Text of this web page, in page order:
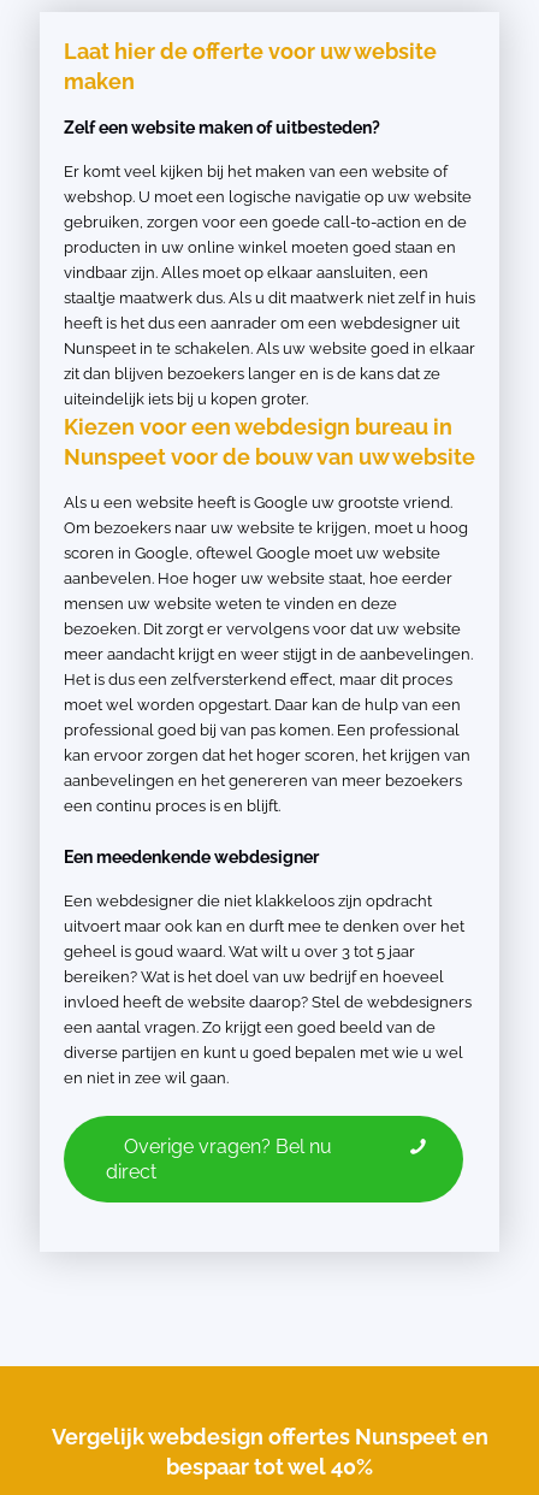
Laat hier de offerte voor uw website
maken
Zelf een website maken of uitbesteden?
Er komt veel kijken bij het maken van een website of
webshop. U moet een logische navigatie op uw website
gebruiken, zorgen voor een goede call-to-action en de
producten in uw online winkel moeten goed staan en
vindbaar zijn. Alles moet op elkaar aansluiten, een
staaltje maatwerk dus. Als u dit maatwerk niet zelf in huis
heeft is het dus een aanrader om een webdesigner uit
Nunspeet in te schakelen. Als uw website goed in elkaar
zit dan blijven bezoekers langer en is de kans dat ze
uiteindelijk iets bij u kopen groter.
Kiezen voor een webdesign bureau in
Nunspeet voor de bouw van uw website
Als u een website heeft is Google uw grootste vriend.
Om bezoekers naar uw website te krijgen, moet u hoog
scoren in Google, oftewel Google moet uw website
aanbevelen. Hoe hoger uw website staat, hoe eerder
mensen uw website weten te vinden en deze
bezoeken. Dit zorgt er vervolgens voor dat uw website
meer aandacht krijgt en weer stijgt in de aanbevelingen.
Het is dus een zelfversterkend effect, maar dit proces
moet wel worden opgestart. Daar kan de hulp van een
professional goed bij van pas komen. Een professional
kan ervoor zorgen dat het hoger scoren, het krijgen van
aanbevelingen en het genereren van meer bezoekers
een continu proces is en blijft.
Een meedenkende webdesigner
Een webdesigner die niet klakkeloos zijn opdracht
uitvoert maar ook kan en durft mee te denken over het
geheel is goud waard. Wat wilt u over 3 tot 5 jaar
bereiken? Wat is het doel van uw bedrijf en hoeveel
invloed heeft de website daarop? Stel de webdesigners
een aantal vragen. Zo krijgt een goed beeld van de
diverse partijen en kunt u goed bepalen met wie u wel
en niet in zee wil gaan.
Overige vragen? Bel nu
direct
Vergelijk webdesign offertes Nunspeet en
bespaar tot wel 40%